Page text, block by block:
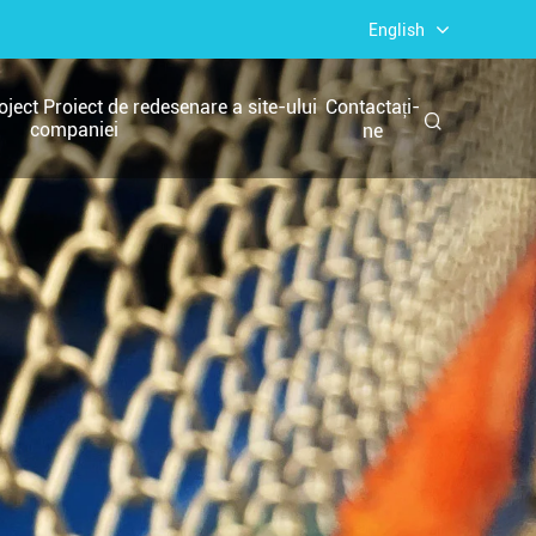
English
Proiect de redesenare a site-ului
companiei
Contactați-
ne